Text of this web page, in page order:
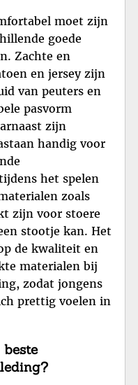
moet zijn
goede
Zachte en
en jersey zijn
van peuters en
pasvorm
zijn
handig voor
het spelen
zoals
zijn voor stoere
stootje kan. Het
de kwaliteit en
materialen bij
zodat jongens
prettig voelen in